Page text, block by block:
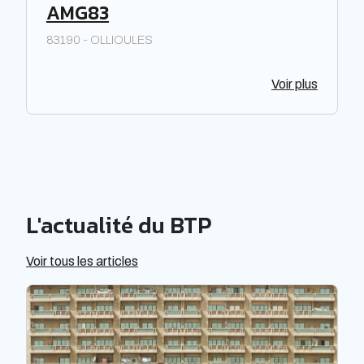
AMG83
83190 - OLLIOULES
Voir plus
L'actualité du BTP
Voir tous les articles